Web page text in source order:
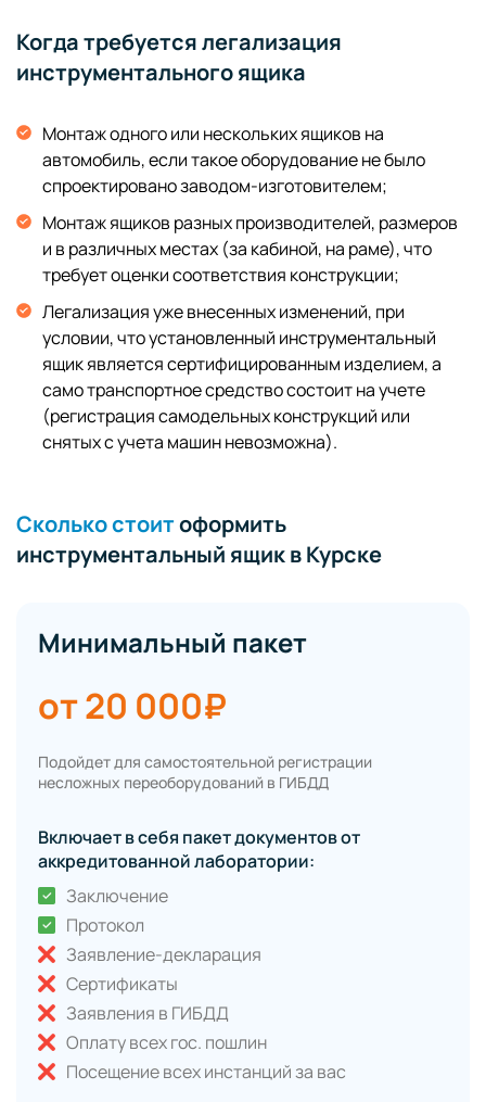
Когда требуется легализация
инструментального ящика
Монтаж одного или нескольких ящиков на
автомобиль, если такое оборудование не было
спроектировано заводом-изготовителем;
Монтаж ящиков разных производителей, размеров
и в различных местах (за кабиной, на раме), что
требует оценки соответствия конструкции;
Легализация уже внесенных изменений, при
условии, что установленный инструментальный
ящик является сертифицированным изделием, а
само транспортное средство состоит на учете
(регистрация самодельных конструкций или
снятых с учета машин невозможна).
Сколько стоитоформить
инструментальный ящик в Курске
Минимальный пакет
от 20 000₽
Подойдет для самостоятельной регистрации
несложных переоборудований в ГИБДД
Включает в себя пакет документов от
аккредитованной лаборатории:
Заключение
Протокол
Заявление-декларация
Сертификаты
Заявления в ГИБДД
Оплату всех гос. пошлин
Посещение всех инстанций за вас